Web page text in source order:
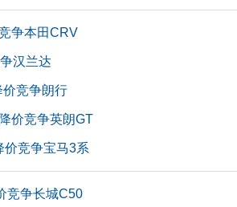
争本田CRV
汉兰达
竞争朗行
价竞争英朗GT
价竞争宝马3系
竞争长城C50